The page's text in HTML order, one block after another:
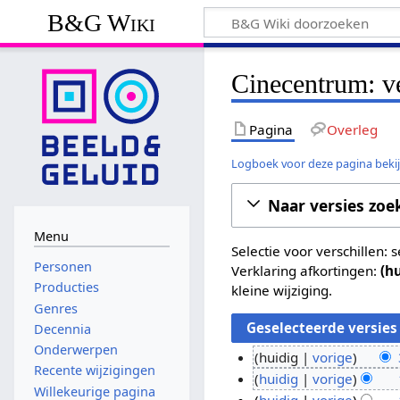
B&G Wiki
Cinecentrum:
Pagina Overleg
Logboek voor deze pagina
Naar versies
Selectie voor verschillen:
Verklaring afkortingen:
kleine wijziging.
3
huidig vorige
G
e
huidig vorige
Menu
Personen
Producties
Genres
Decennia
Onderwerpen
Recente wijzigingen
Willekeurige pagina